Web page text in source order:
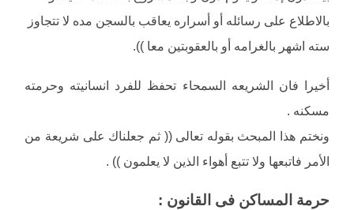
بالاطلاع على رسائله أو أسراره يعاقب بالسجن مده لا تتجاوز
سته اشهر بالغرامه أو بالعقوبتين معا )).
أخيرا فان الشريعه السمحاء تحفظ للفرد انسانيته وحرمته
مسكنه .
ونختم هذا المبحث بقوله تعالى (( ثم جعلناك على شريعة من
الأمر فاتبعها ولا تتبع أهواء الذين لا يعلمون )) .
حرمة المساكن فى القانون :